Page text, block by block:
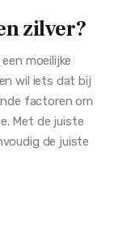
zilver?
moeilijke
wil iets dat bij
factoren om
Met de juiste
de juiste